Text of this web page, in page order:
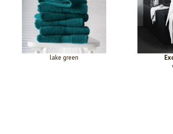
lake green